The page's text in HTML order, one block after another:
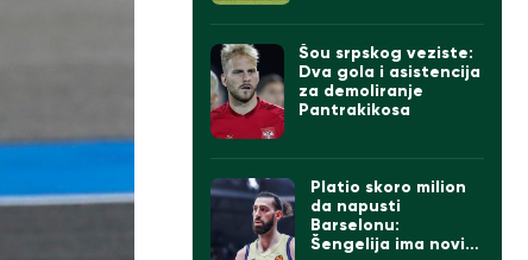
(FOTO)
Šou srpskog veziste:
Dva gola i asistencija
za demoliranje
Pantrakikosa
Platio skoro milion
da napusti
Barselonu:
Šengelija ima novi